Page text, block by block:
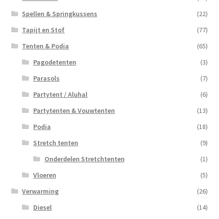
Spellen & Springkussens
(22)
Tapijt en Stof
(77)
Tenten & Podia
(65)
Pagodetenten
(3)
Parasols
(7)
Partytent / Aluhal
(6)
Partytenten & Vouwtenten
(13)
Podia
(18)
Stretch tenten
(9)
Onderdelen Stretchtenten
(1)
Vloeren
(5)
Verwarming
(26)
Diesel
(14)